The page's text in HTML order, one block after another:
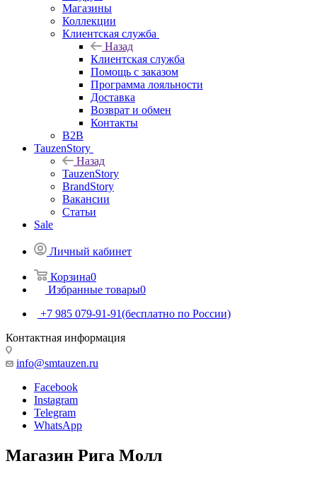
Магазины
Коллекции
Клиентская служба
Назад
Клиентская служба
Помощь с заказом
Программа лояльности
Доставка
Возврат и обмен
Контакты
B2B
TauzenStory
Назад
TauzenStory
BrandStory
Вакансии
Статьи
Sale
Личный кабинет
Корзина0
Избранные товары0
+7 985 079-91-91(бесплатно по России)
Контактная информация
info@smtauzen.ru
Facebook
Instagram
Telegram
WhatsApp
Магазин Рига Молл